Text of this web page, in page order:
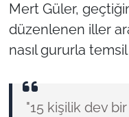
Mert Güler,
düzenlenen iller
nasıl gururla
"15 kişilik dev